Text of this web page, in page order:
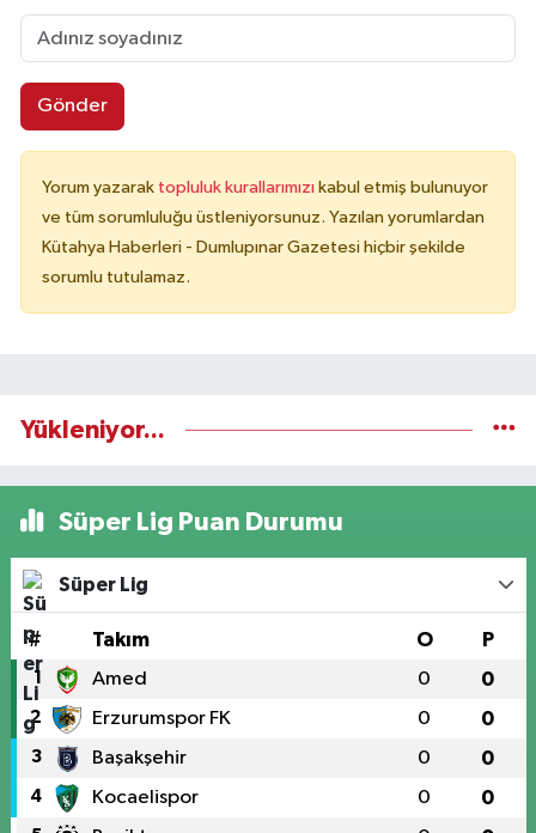
Gönder
Yorum yazarak topluluk kurallarımızı kabul etmiş bulunuyor
ve tüm sorumluluğu üstleniyorsunuz. Yazılan yorumlardan
Kütahya Haberleri - Dumlupınar Gazetesi hiçbir şekilde
sorumlu tutulamaz.
Yükleniyor...
Süper Lig Puan Durumu
Süper Lig
# Takım O P
1 Amed 0 0
2 Erzurumspor FK 0 0
3 Başakşehir 0 0
4 Kocaelispor 0 0